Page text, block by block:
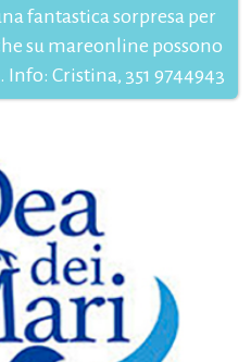
fantastica sorpresa per
su mareonline possono
Cristina, 351 9744943